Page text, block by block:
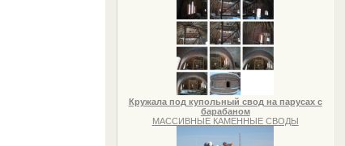
Кружала под купольный свод на парусах с
барабаном
МАССИВНЫЕ КАМЕННЫЕ СВОДЫ